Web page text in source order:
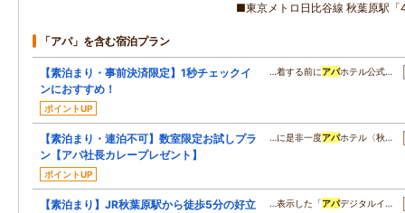
■東京メトロ日比谷線 秋葉原駅「
「アパ」を含む宿泊プラン
【素泊まり・事前決済限定】1秒チェックイ
ンにおすすめ！
ポイントUP
…着する前にアパホテル公式…
【素泊まり・連泊不可】数室限定お試しプラ
ン【アパ社長カレープレゼント】
ポイントUP
…に是非一度アパホテル〈秋…
【素泊まり】JR秋葉原駅から徒歩5分の好立
…表示した「アパデジタルイ…